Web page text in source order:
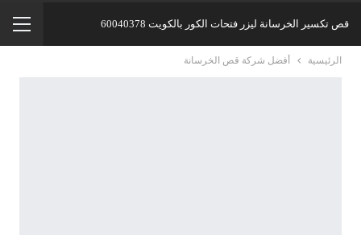
قص تكسير الخرسانة ليزر فتحات الكور بالكويت 60040378
الرئيسية ‏أفضل شركة قص الخرسانة